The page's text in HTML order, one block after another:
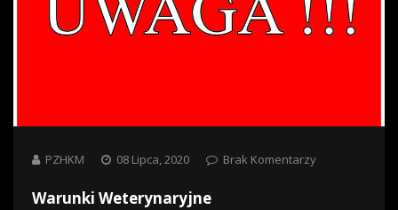
PZHKM 08 Lipca, 2020 Brak Komentarzy
Warunki Weterynaryjne